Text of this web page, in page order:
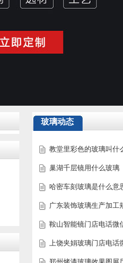
玻璃动态
教堂里彩色的玻璃叫什
巢湖千层镜用什么玻璃
哈密车刻玻璃是什么意
广东装饰玻璃生产加工
鞍山智能镜门店电话微
上饶夹娟玻璃门店电话